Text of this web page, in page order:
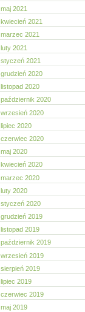
maj 2021
kwiecień 2021
marzec 2021
luty 2021
styczeń 2021
grudzień 2020
listopad 2020
październik 2020
wrzesień 2020
lipiec 2020
czerwiec 2020
maj 2020
kwiecień 2020
marzec 2020
luty 2020
styczeń 2020
grudzień 2019
listopad 2019
październik 2019
wrzesień 2019
sierpień 2019
lipiec 2019
czerwiec 2019
maj 2019